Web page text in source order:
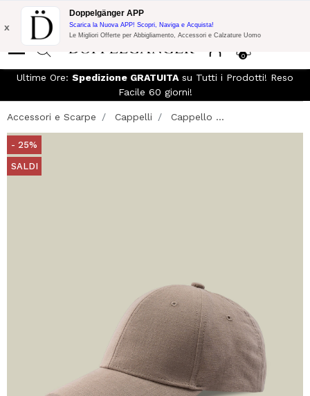
Spedizione Gratuita su Tutto!
Acquisto con codice:
0
x
Doppelgänger APP
Scarica la Nuova APP! Scopri, Naviga e Acquista!
Le Migliori Offerte per Abbigliamento, Accessori e Calzature Uomo
Ultime Ore: Spedizione GRATUITA su Tutti i Prodotti! Reso
Facile 60 giorni!
Accessori e Scarpe Cappelli Cappello ...
- 25%
SALDI